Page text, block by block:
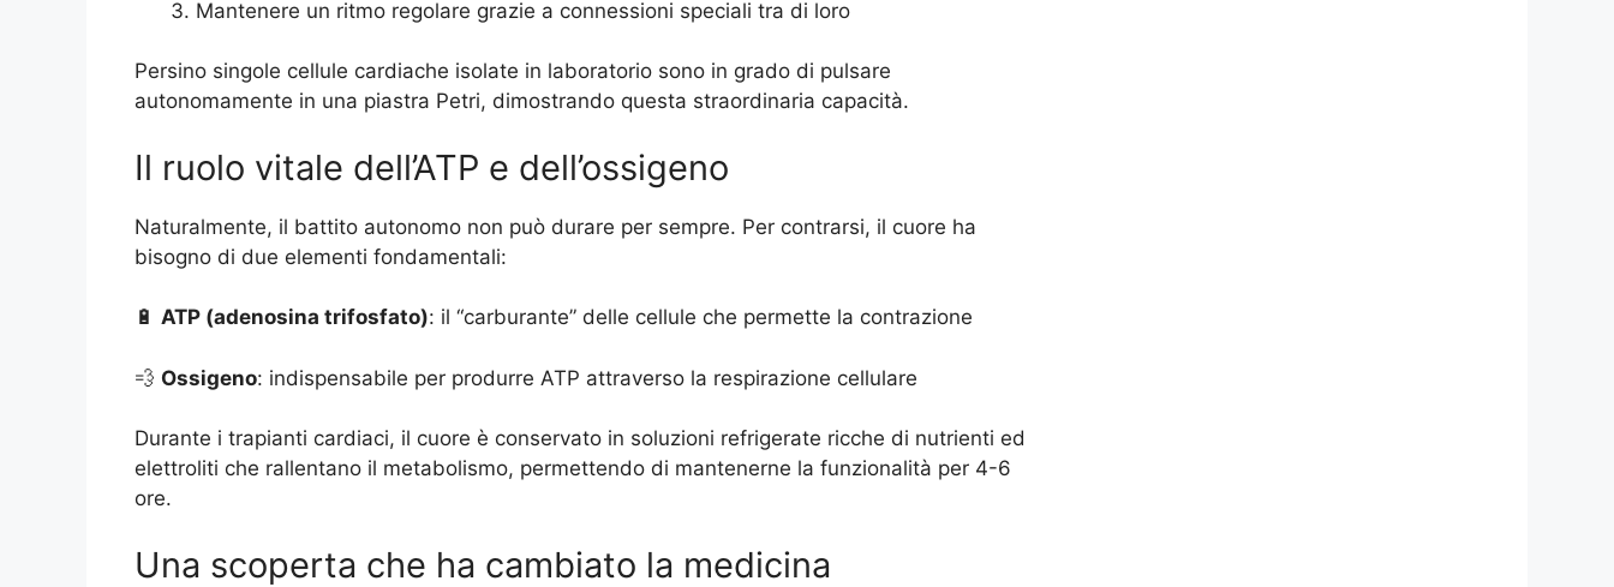
Mantenere un ritmo regolare grazie a connessioni speciali tra di loro
Persino singole cellule cardiache isolate in laboratorio sono in grado di pulsare
autonomamente in una piastra Petri, dimostrando questa straordinaria capacità.
Il ruolo vitale dell’ATP e dell’ossigeno
Naturalmente, il battito autonomo non può durare per sempre. Per contrarsi, il cuore ha
bisogno di due elementi fondamentali:
🔋 ATP (adenosina trifosfato): il “carburante” delle cellule che permette la contrazione
💨 Ossigeno: indispensabile per produrre ATP attraverso la respirazione cellulare
Durante i trapianti cardiaci, il cuore è conservato in soluzioni refrigerate ricche di nutrienti ed
elettroliti che rallentano il metabolismo, permettendo di mantenerne la funzionalità per 4-6
ore.
Una scoperta che ha cambiato la medicina